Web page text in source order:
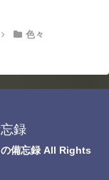
色々
録
備忘録 All Rights